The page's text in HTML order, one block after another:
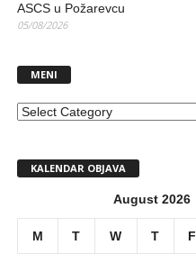
ASCS u Požarevcu
05/08/2026
MENI
MENI
KALENDAR OBJAVA
August 2026
M T W T F